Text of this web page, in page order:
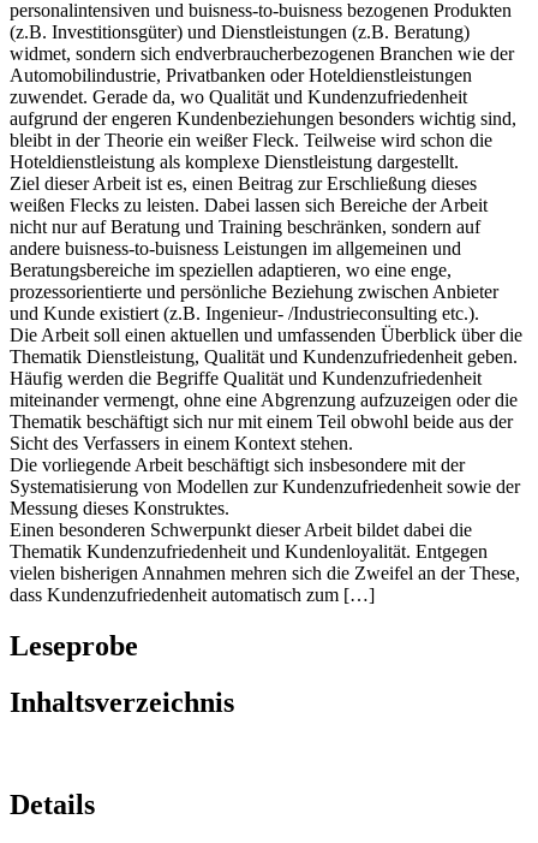
personalintensiven und buisness-to-buisness bezogenen Produkten
(z.B. Investitionsgüter) und Dienstleistungen (z.B. Beratung)
widmet, sondern sich endverbraucherbezogenen Branchen wie der
Automobilindustrie, Privatbanken oder Hoteldienstleistungen
zuwendet. Gerade da, wo Qualität und Kundenzufriedenheit
aufgrund der engeren Kundenbeziehungen besonders wichtig sind,
bleibt in der Theorie ein weißer Fleck. Teilweise wird schon die
Hoteldienstleistung als komplexe Dienstleistung dargestellt.
Ziel dieser Arbeit ist es, einen Beitrag zur Erschließung dieses
weißen Flecks zu leisten. Dabei lassen sich Bereiche der Arbeit
nicht nur auf Beratung und Training beschränken, sondern auf
andere buisness-to-buisness Leistungen im allgemeinen und
Beratungsbereiche im speziellen adaptieren, wo eine enge,
prozessorientierte und persönliche Beziehung zwischen Anbieter
und Kunde existiert (z.B. Ingenieur- /Industrieconsulting etc.).
Die Arbeit soll einen aktuellen und umfassenden Überblick über die
Thematik Dienstleistung, Qualität und Kundenzufriedenheit geben.
Häufig werden die Begriffe Qualität und Kundenzufriedenheit
miteinander vermengt, ohne eine Abgrenzung aufzuzeigen oder die
Thematik beschäftigt sich nur mit einem Teil obwohl beide aus der
Sicht des Verfassers in einem Kontext stehen.
Die vorliegende Arbeit beschäftigt sich insbesondere mit der
Systematisierung von Modellen zur Kundenzufriedenheit sowie der
Messung dieses Konstruktes.
Einen besonderen Schwerpunkt dieser Arbeit bildet dabei die
Thematik Kundenzufriedenheit und Kundenloyalität. Entgegen
vielen bisherigen Annahmen mehren sich die Zweifel an der These,
dass Kundenzufriedenheit automatisch zum […]
Leseprobe
Inhaltsverzeichnis
Details